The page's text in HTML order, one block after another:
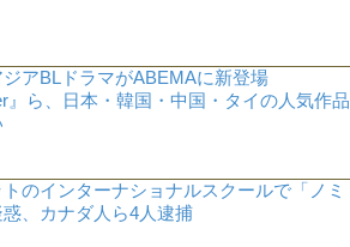
アBLドラマがABEMAに新登場
』ら、日本・韓国・中国・タイの人気作品
のインターナショナルスクールで「ノミ
、カナダ人ら4人逮捕